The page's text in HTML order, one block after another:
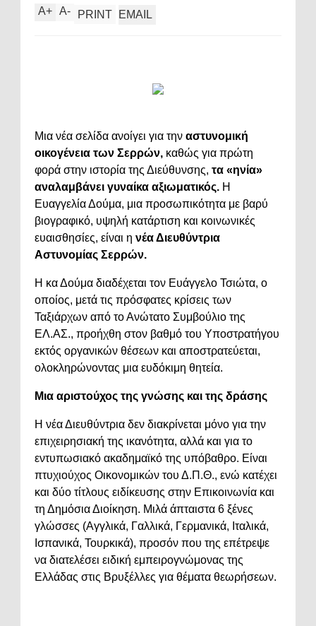
A+ A- PRINT EMAIL
Μια νέα σελίδα ανοίγει για την αστυνομική
οικογένεια των Σερρών, καθώς για πρώτη
φορά στην ιστορία της Διεύθυνσης, τα «ηνία»
αναλαμβάνει γυναίκα αξιωματικός. Η
Ευαγγελία Δούμα, μια προσωπικότητα με βαρύ
βιογραφικό, υψηλή κατάρτιση και κοινωνικές
ευαισθησίες, είναι η νέα Διευθύντρια
Αστυνομίας Σερρών.
Η κα Δούμα διαδέχεται τον Ευάγγελο Τσιώτα, ο
οποίος, μετά τις πρόσφατες κρίσεις των
Ταξιάρχων από το Ανώτατο Συμβούλιο της
ΕΛ.ΑΣ., προήχθη στον βαθμό του Υποστρατήγου
εκτός οργανικών θέσεων και αποστρατεύεται,
ολοκληρώνοντας μια ευδόκιμη θητεία.
Μια αριστούχος της γνώσης και της δράσης
Η νέα Διευθύντρια δεν διακρίνεται μόνο για την
επιχειρησιακή της ικανότητα, αλλά και για το
εντυπωσιακό ακαδημαϊκό της υπόβαθρο. Είναι
πτυχιούχος Οικονομικών του Δ.Π.Θ., ενώ κατέχει
και δύο τίτλους ειδίκευσης στην Επικοινωνία και
τη Δημόσια Διοίκηση. Μιλά άπταιστα 6 ξένες
γλώσσες (Αγγλικά, Γαλλικά, Γερμανικά, Ιταλικά,
Ισπανικά, Τουρκικά), προσόν που της επέτρεψε
να διατελέσει ειδική εμπειρογνώμονας της
Ελλάδας στις Βρυξέλλες για θέματα θεωρήσεων.